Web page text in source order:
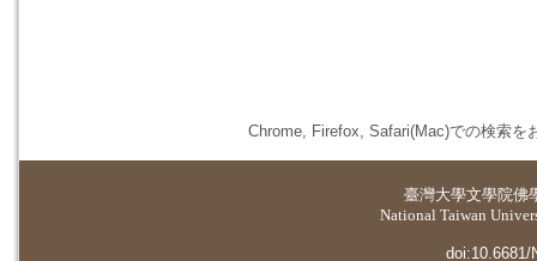
Chrome, Firefox, Safari(Mac)での検索を
臺灣大學文學院佛
National Taiwan
doi:10.6681/